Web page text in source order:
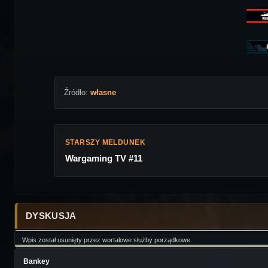
Źródło: własne
STARSZY MELDUNEK
Wargaming TV #11
DYSKUSJA
Wpis został usunięty przez wortalowe służby porządkowe.
Bankey